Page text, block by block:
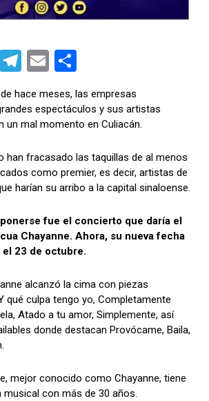
X
T
e
gr
a
m
E
ail
o
m
p
ar
tir
hace meses, las empresas
espectáculos y sus artistas
un mal momento en Culiacán.
han fracasado las taquillas de al menos
como premier, es decir, artistas de
harían su arribo a la capital sinaloense.
fue el concierto que daría el
Chayanne. Ahora, su nueva fecha
el 23 de octubre.
alcanzó la cima con piezas
qué culpa tengo yo, Completamente
Atado a tu amor, Simplemente, así
donde destacan Provócame, Baila,
mejor conocido como Chayanne, tiene
musical con más de 30 años.